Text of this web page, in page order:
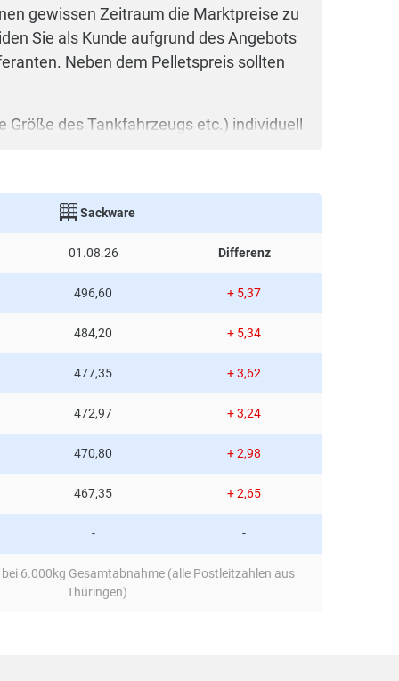
gewissen Zeitraum die Marktpreise zu
Sie als Kunde aufgrund des Angebots
Neben dem Pelletspreis sollten
Größe des Tankfahrzeugs etc.) individuell
nicht nur die Pelletspreise bei
einem bis zu fünf Abnehmern. Ein
um zu einem günstigeren Kilopreis zu
Sackware
01.08.26 Differenz
496,60 + 5,37
484,20 + 5,34
477,35 + 3,62
472,97 + 3,24
470,80 + 2,98
467,35 + 2,65
- -
6.000kg Gesamtabnahme (alle Postleitzahlen aus
Thüringen)